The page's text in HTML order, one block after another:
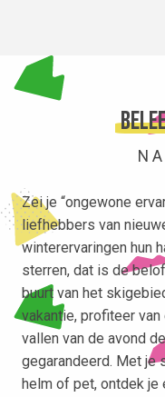
Zei je “ongewone
liefhebbers van
winterervaringen hun
sterren, dat is de
buurt van het
vakantie, profiteer
vallen van de avond
gegarandeerd. Met je
helm of pet, ontdek je